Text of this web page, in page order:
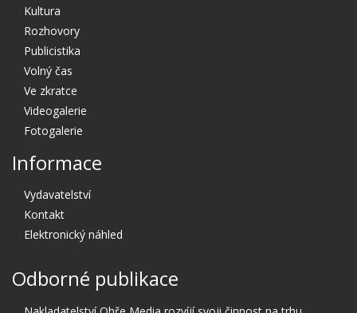
Kultura
Rozhovory
Publicistika
Volný čas
Ve zkratce
Videogalerie
Fotogalerie
Informace
Vydavatelství
Kontakt
Elektronický náhled
Odborné publikace